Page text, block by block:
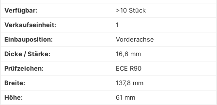
Verfügbar:
>10 Stück
Verkaufseinheit:
1
Einbauposition:
Vorderachse
Dicke / Stärke:
16,6 mm
Prüfzeichen:
ECE R90
Breite:
137,8 mm
Höhe:
61 mm